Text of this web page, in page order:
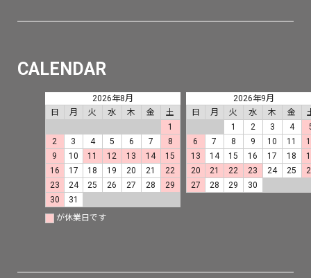
CALENDAR
2026年8月
日
月 火 水 木 金
土
1
2
3 4 5 6 7
8
9
10 11 12 13 14
15
16
17 18 19 20 21
22
23
24 25 26 27 28
29
30
31
2026年9月
日
月 火 水 木 金
1
2 3 4
6
7 8 9 10 11
13
14 15 16 17 18
20
21 22 23 24 25
27
28 29 30
が休業日です